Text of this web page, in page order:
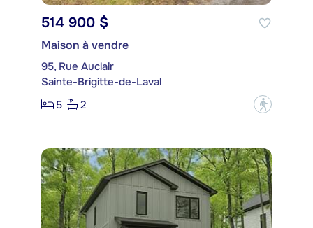
514 900 $
Maison à vendre
95, Rue Auclair
Sainte-Brigitte-de-Laval
5
2 ?